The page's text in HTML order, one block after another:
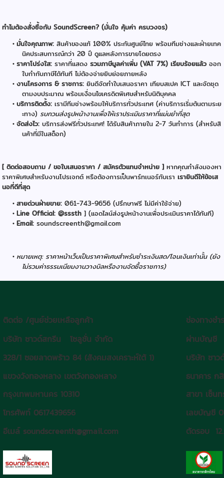
ทำไมต้องสั่งซื้อกับ SoundScreen? (มั่นใจ คุ้มค่า ครบวงจร)
มั่นใจคุณภาพ:สินค้าของแท้ 100% ประกันศูนย์ไทย พร้อมทีมช่างและฝ่ายเทค
นิคประสบการณ์กว่า 20 ปี ดูแลหลังการขายโดยตรง
ราคาโปร่งใส:ราคาที่แสดง รวมภาษีมูลค่าเพิ่ม (VAT 7%) เรียบร้อยแล้วออก
ใบกำกับภาษีได้ทันที ไม่ต้องจ่ายยิบย่อยภายหลัง
งานโครงการ & ราชการ:ยินดีจัดทำใบเสนอราคา เทียบสเปค ICT และจัดชุด
ตามงบประมาณ พร้อมเงื่อนไขเครดิตพิเศษสำหรับนิติบุคคล
บริการติดตั้ง:เรามีทีมช่างพร้อมให้บริการทั่วประเทศ (ค่าบริการเริ่มต้นตามระย
ะทาง)รบกวนส่งรูปหน้างานเพื่อให้เราประเมินราคาที่แม่นยำที่สุด
จัดส่งไว:บริการส่งฟรีทั่วประเทศ! ได้รับสินค้าภายใน 2-7 วันทำการ (สำหรับสิ
นค้าที่มีในสต็อก)
[ ติดต่อสอบถาม / ขอใบเสนอราคา / สมัครตัวแทนจำหน่าย ]หากคุณกำลังมองหา
ราคาพิเศษสำหรับงานโปรเจกต์ หรือต้องการเป็นพาร์ทเนอร์กับเราเรายินดีให้ข้อเส
นอที่ดีที่สุด
สายด่วนฝ่ายขาย:061-743-9656 (ปรึกษาฟรี ไม่มีค่าใช้จ่าย)
Line Official: @sssth ] (แอดไลน์ส่งรูปหน้างานเพื่อประเมินราคาได้ทันที)
Email:soundscreenth@gmail.com
หมายเหตุ: ราคาหน้าเว็บเป็นราคาพิเศษสำหรับชำระเงินสด/โอนเงินเท่านั้น (ยัง
ไม่รวมค่าธรรมเนียมงานวางบิลหรืองานจัดซื้อราชการ)
ติดต่อ /ศูนย์ช่วยเหลือลูกค้า
บริษัท ซาวด์สกรีน โซลูชั่น จำกัด
328/1 ซอยลาดพร้าว 84 (สังคมสงเคราะห์ใต้ 1)
แขวงวังทองหลาง เขตวังทองหลาง
กรุงเทพมหานคร 10310
โทรศัพท์ 0617439656
อีเมล์ soundscreenth@gmail.com
ช่องทางชำ
ผ่านบัญชี
บริษัท ซาว
ธนาคาร ก
สาขา เซ็
เลขบัญชี
ตัดรอบ